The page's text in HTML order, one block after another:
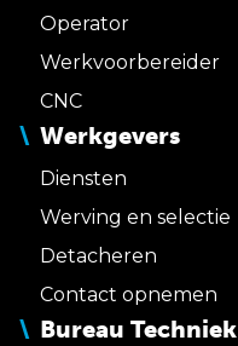
Operator
Werkvoorbereider
CNC
Werkgevers
Diensten
Werving en selectie
Detacheren
Contact opnemen
Bureau Techniek